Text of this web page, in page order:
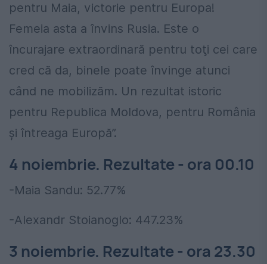
pentru Maia, victorie pentru Europa!
Femeia asta a învins Rusia. Este o
încurajare extraordinară pentru toţi cei care
cred că da, binele poate învinge atunci
când ne mobilizăm. Un rezultat istoric
pentru Republica Moldova, pentru România
şi întreaga Europă”.
4 noiembrie. Rezultate - ora 00.10
-Maia Sandu: 52.77%
-Alexandr Stoianoglo: 447.23%
3 noiembrie. Rezultate - ora 23.30